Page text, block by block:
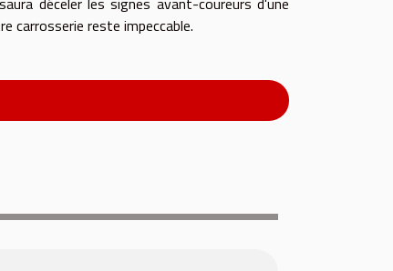
carrosserie reste impeccable.